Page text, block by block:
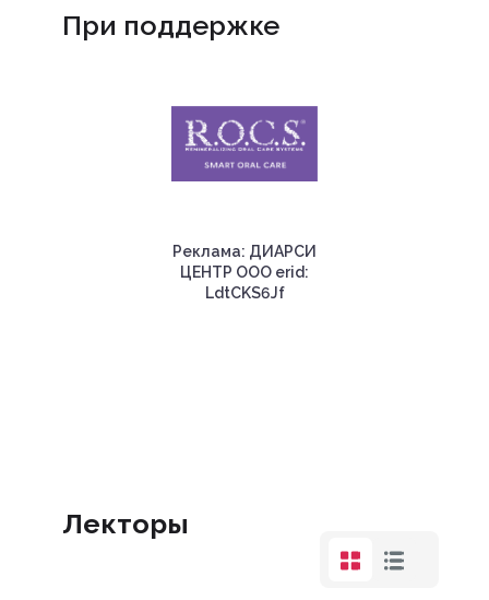
При поддержке
Реклама: ДИАРСИ
ЦЕНТР ООО erid:
LdtCKS6Jf
Лекторы